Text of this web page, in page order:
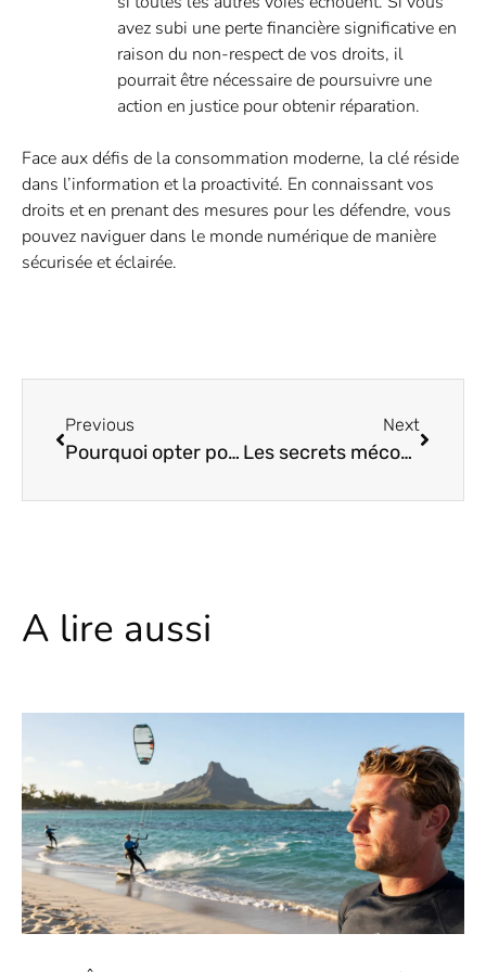
avez subi une perte financière significative en
raison du non-respect de vos droits, il
pourrait être nécessaire de poursuivre une
action en justice pour obtenir réparation.
Face aux défis de la consommation moderne, la clé réside
dans l’information et la proactivité. En connaissant vos
droits et en prenant des mesures pour les défendre, vous
pouvez naviguer dans le monde numérique de manière
sécurisée et éclairée.
Previous
Pourquoi opter pour un médiateur familial accrédité à Montréal ?
Next
Les secrets méconnus pour maîtriser vos droits légaux au quotidien
A lire aussi